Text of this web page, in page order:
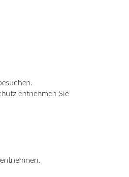
entnehmen Sie